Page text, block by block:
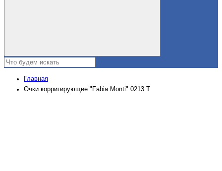
Главная
Очки корригирующие "Fabia Monti" 0213 Т